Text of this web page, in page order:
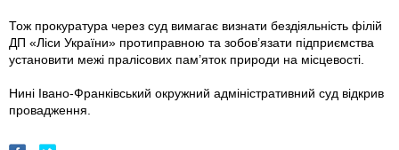
Тож прокуратура через суд вимагає визнати бездіяльність філій
ДП «Ліси України» протиправною та зобов’язати підприємства
установити межі пралісових пам’яток природи на місцевості.
Нині Івано-Франківський окружний адміністративний суд відкрив
провадження.